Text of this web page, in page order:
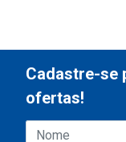
Cadastre-se
ofertas!